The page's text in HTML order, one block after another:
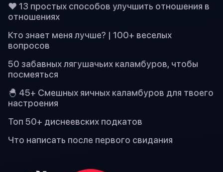
❤️ 13 простых способов улучшить отношения в
отношениях
Кто знает меня лучше? | 100+ веселых
вопросов
50 забавных лягушачьих каламбуров, чтобы
посмеяться
🐣 45+ Смешных яичных каламбуров для твоего
настроения
Топ 50+ диснеевских подкатов
Что написать после первого свидания